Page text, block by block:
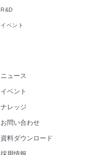
R&D
イベント
ニュース
イベント
ナレッジ
お問い合わせ
資料ダウンロード